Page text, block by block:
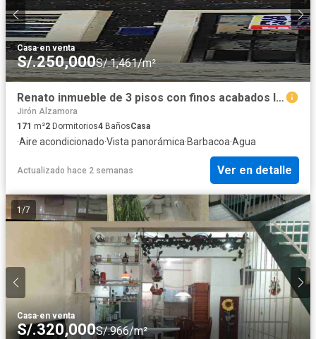
Casa·en venta
S/.250,000S/.1,461/m²
Renato inmueble de 3 pisos con finos acabados lista para habitar en IQUITOS
Jirón Alzamora
171 m²2 Dormitorios4 BañosCasa
·Aire acondicionado·Vista panorámica·Barbacoa·Agua
Actualizado hace 2 semanas Ver en detalle
1/7
Casa·en venta
S/.320,000S/.966/m²